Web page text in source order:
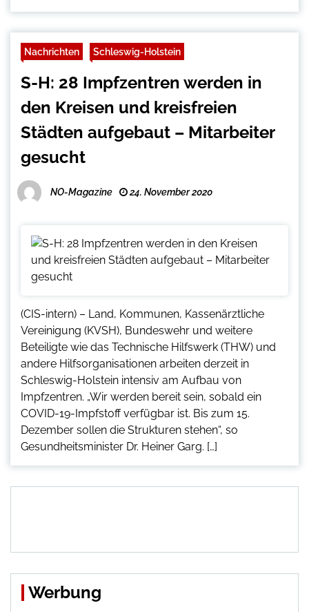
Nachrichten Schleswig-Holstein
S-H: 28 Impfzentren werden in
den Kreisen und kreisfreien
Städten aufgebaut – Mitarbeiter
gesucht
NO-Magazine 24. November 2020
(CIS-intern) – Land, Kommunen, Kassenärztliche
Vereinigung (KVSH), Bundeswehr und weitere
Beteiligte wie das Technische Hilfswerk (THW) und
andere Hilfsorganisationen arbeiten derzeit in
Schleswig-Holstein intensiv am Aufbau von
Impfzentren. „Wir werden bereit sein, sobald ein
COVID-19-Impfstoff verfügbar ist. Bis zum 15.
Dezember sollen die Strukturen stehen“, so
Gesundheitsminister Dr. Heiner Garg. […]
Werbung